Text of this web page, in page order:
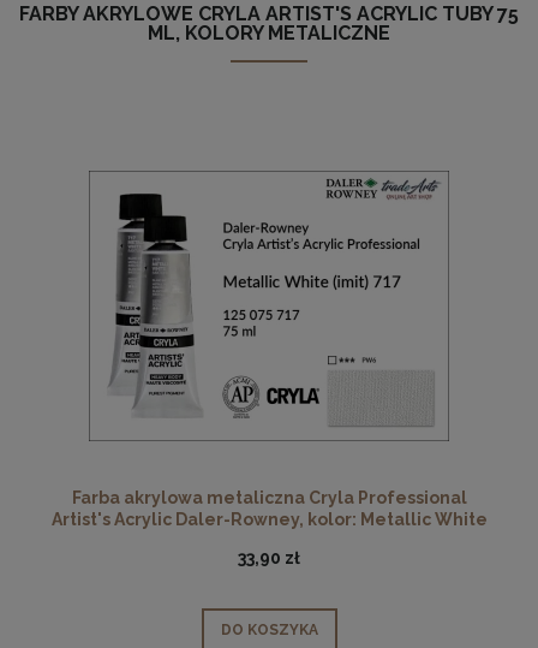
FARBY AKRYLOWE CRYLA ARTIST'S ACRYLIC TUBY 75
ML, KOLORY METALICZNE
Farba akrylowa metaliczna Cryla Professional
Artist's Acrylic Daler-Rowney, kolor: Metallic White
33,90 zł
DO KOSZYKA